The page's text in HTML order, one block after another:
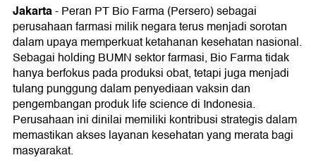
Jakarta-Peran PT Bio Farma (Persero) sebagai
perusahaan farmasi milik negara terus menjadi sorotan
dalam upaya memperkuat ketahanan kesehatan nasional.
Sebagai holding BUMN sektor farmasi, Bio Farma tidak
hanya berfokus pada produksi obat, tetapi juga menjadi
tulang punggung dalam penyediaan vaksin dan
pengembangan produk life science di Indonesia.
Perusahaan ini dinilai memiliki kontribusi strategis dalam
memastikan akses layanan kesehatan yang merata bagi
masyarakat.